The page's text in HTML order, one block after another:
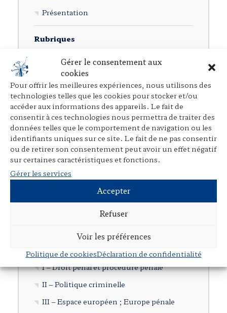
Gérer le consentement aux
cookies
Pour offrir les meilleures expériences, nous utilisons des
technologies telles que les cookies pour stocker et/ou
accéder aux informations des appareils. Le fait de
consentir à ces technologies nous permettra de traiter des
données telles que le comportement de navigation ou les
identifiants uniques sur ce site. Le fait de ne pas consentir
ou de retirer son consentement peut avoir un effet négatif
sur certaines caractéristiques et fonctions.
Gérer les services
Accepter
Refuser
Voir les préférences
Politique de cookiesDéclaration de confidentialité
Présentation
Rubriques
Ouvrages individuels
Direction d’ouvrages collectifs
Participation à des ouvrages collectifs
Articles dans des revues juridiques
Avant-propos, préfaces, postfaces,
comptes rendus
Cours, colloques, conférences, tables
rondes
Tribunes et articles divers
Autres publications
Cartographie
I – Droit pénal et procédure pénale
II – Politique criminelle
III – Espace européen ; Europe pénale